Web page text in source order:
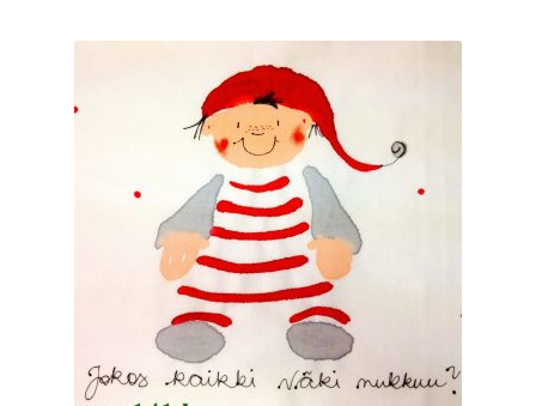
Tilaus- ja toimitusehdot